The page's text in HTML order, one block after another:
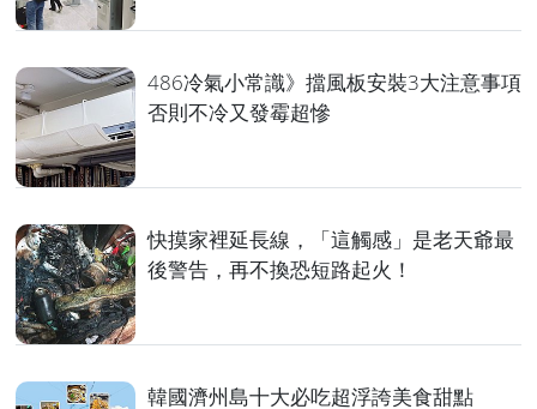
486冷氣小常識》擋風板安裝3大注意事項
否則不冷又發霉超慘
快摸家裡延長線，「這觸感」是老天爺最
後警告，再不換恐短路起火！
韓國濟州島十大必吃超浮誇美食甜點